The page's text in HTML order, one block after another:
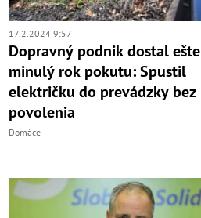
17.2.2024 9:57
Dopravný podnik dostal ešte
minulý rok pokutu: Spustil
električku do prevádzky bez
povolenia
Domáce